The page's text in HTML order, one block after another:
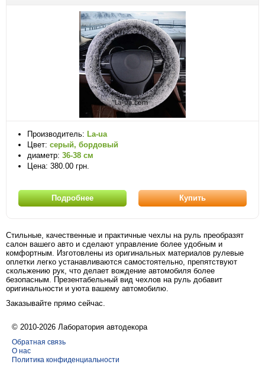
Производитель: La-ua
Цвет: серый, бордовый
диаметр: 36-38 см
Цена: 380.00 грн.
Подробнее Купить
Стильные, качественные и практичные чехлы на руль преобразят
салон вашего авто и сделают управление более удобным и
комфортным. Изготовлены из оригинальных материалов рулевые
оплетки легко устанавливаются самостоятельно, препятствуют
скольжению рук, что делает вождение автомобиля более
безопасным. Презентабельный вид чехлов на руль добавит
оригинальности и уюта вашему автомобилю.
Заказывайте прямо сейчас.
© 2010-2026 Лаборатория автодекора
Обратная связь
О нас
Политика конфиденциальности